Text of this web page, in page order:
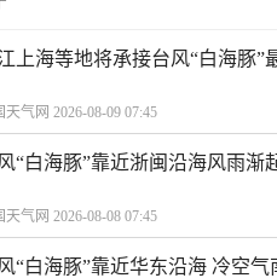
上海等地将承接台风“白海豚”
天气网 2026-08-09 07:45
“白海豚”靠近浙闽沿海风雨渐
天气网 2026-08-08 07:45
“白海豚”靠近华东沿海 冷空